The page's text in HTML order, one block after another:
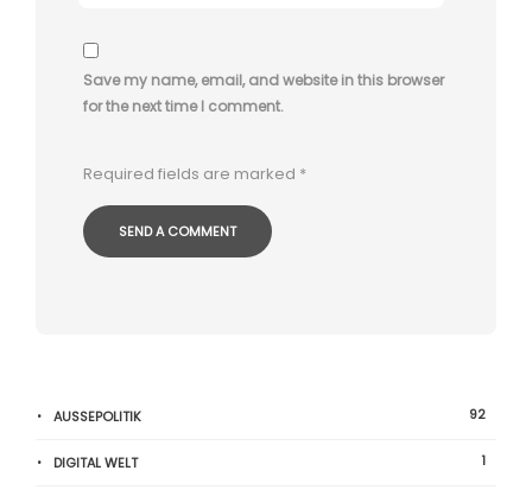
Save my name, email, and website in this browser
for the next time I comment.
Required fields are marked *
AUSSEPOLITIK 92
DIGITAL WELT 1